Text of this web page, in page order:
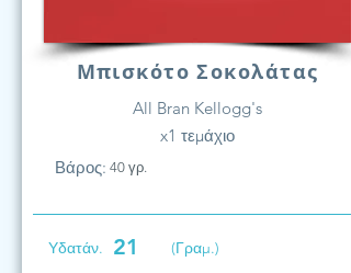
Μπισκότο Σοκολάτας
All Bran Kellogg's
x1 τεμάχιο
Βάρος: 40 γρ.
Υδατάν. 21 (Γραμ.)